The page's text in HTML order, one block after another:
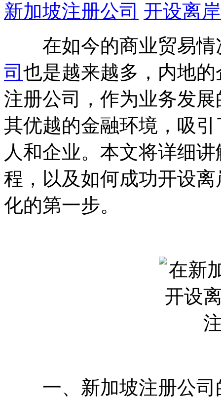
新加坡注册公司 开设离
在如今的商业贸易情
司 也是越来越多，内地
注册公司，作为业务发
其优越的金融环境，吸
人和企业。本文将详细
程，以及如何成功开设
化的第一步。
一、新加坡注册公司